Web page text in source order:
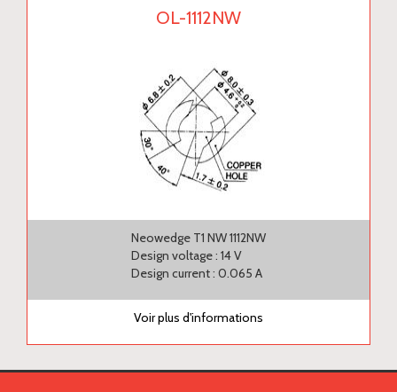
OL-1112NW
Neowedge T1 NW 1112NW
Design voltage : 14 V
Design current : 0.065 A
Voir plus d'informations